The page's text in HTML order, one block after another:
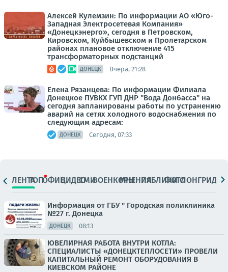
Алексей Кулемзин: По информации АО «Юго-
Западная Электросетевая Компания»
«Донецкэнерго», сегодня в Петровском,
Кировском, Куйбышевском и Пролетарском
районах плановое отключение 415
трансформаторных подстанций
ДОНЕЦК Вчера, 21:28
Елена Рязанцева: По информации Филиала
Донецкое ПУВКХ ГУП ДНР "Вода Донбасса" на
сегодня запланированы работы по устранению
аварий на сетях холодного водоснабжения по
следующим адресам:
ДОНЕЦК Сегодня, 07:33
ЛЕНТАТОПОФИЦ.ВИДЕОСМИВОЕНКОРЫМНЕНИЯПАБЛИКИ
ФОТОЛОНГРИДЫ
Информация от ГБУ " Городская поликлиника
№27 г. Донецка
ДОНЕЦК 08:13
ЮВЕЛИРНАЯ РАБОТА ВНУТРИ КОТЛА:
СПЕЦИАЛИСТЫ «ДОНЕЦКТЕПЛОСЕТИ» ПРОВЕЛИ
КАПИТАЛЬНЫЙ РЕМОНТ ОБОРУДОВАНИЯ В
КИЕВСКОМ РАЙОНЕ